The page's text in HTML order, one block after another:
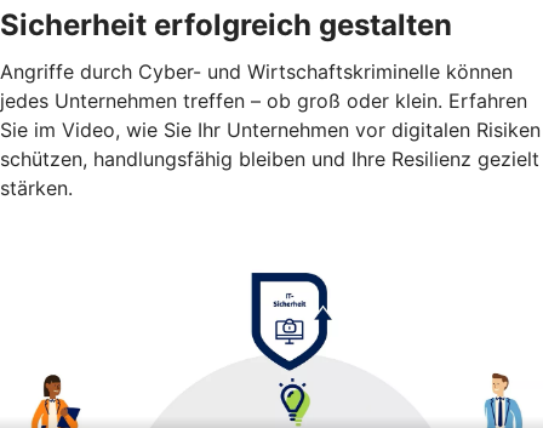
Sicherheit erfolgreich gestalten
Angriffe durch Cyber- und Wirtschaftskriminelle können
jedes Unternehmen treffen – ob groß oder klein. Erfahren
Sie im Video, wie Sie Ihr Unternehmen vor digitalen Risiken
schützen, handlungsfähig bleiben und Ihre Resilienz gezielt
stärken.